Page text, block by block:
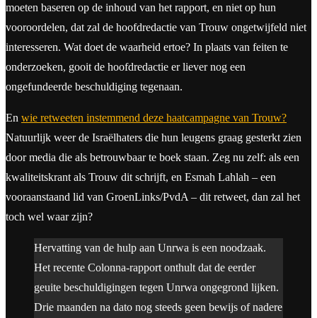
moeten baseren op de inhoud van het rapport, en niet op hun
vooroordelen, dat zal de hoofdredactie van Trouw ongetwijfeld niet
interesseren. Wat doet de waarheid ertoe? In plaats van feiten te
onderzoeken, gooit de hoofdredactie er liever nog een
ongefundeerde beschuldiging tegenaan.
En wie retweeten instemmend deze haatcampagne van Trouw?
Natuurlijk weer de Israëlhaters die hun leugens graag gesterkt zien
door media die als betrouwbaar te boek staan. Zeg nu zelf: als een
kwaliteitskrant als Trouw dit schrijft, en Esmah Lahlah – een
vooraanstaand lid van GroenLinks/PvdA – dit retweet, dan zal het
toch wel waar zijn?
Hervatting van de hulp aan Unrwa is een noodzaak.
Het recente Colonna-rapport onthult dat de eerder
geuite beschuldigingen tegen Unrwa ongegrond lijken.
Drie maanden na dato nog steeds geen bewijs of nadere